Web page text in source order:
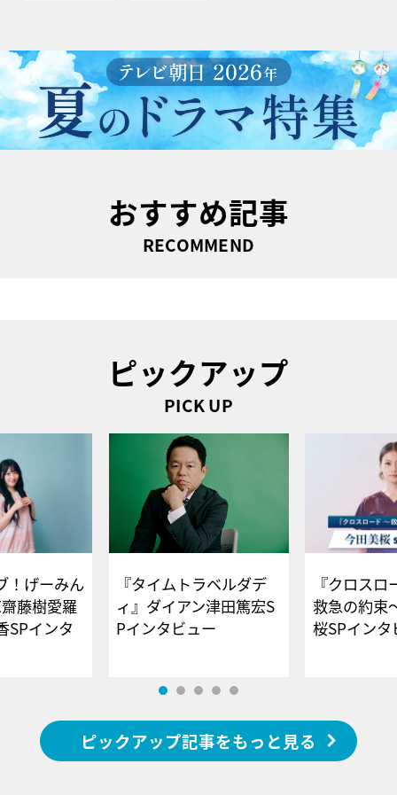
おすすめ記事
RECOMMEND
ピックアップ
PICK UP
！げーみん
藤樹愛羅
SPインタ
『タイムトラベルダデ
ィ』ダイアン津田篤宏S
Pインタビュー
『クロス
救急の約束
桜SPイ
ピックアップ記事をもっと見る